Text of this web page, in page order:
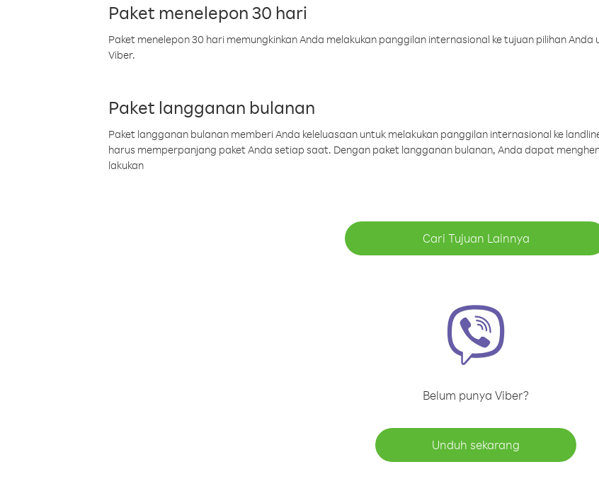
Paket menelepon 30 hari
Paket menelepon 30 hari memungkinkan Anda melakukan panggilan internasional ke tujuan pilihan
Viber.
Paket langganan bulanan
Paket langganan bulanan memberi Anda keleluasaan untuk melakukan panggilan internasional ke
harus memperpanjang paket Anda setiap saat. Dengan paket langganan bulanan, Anda dapat
lakukan
Cari Tujuan Lainnya
Belum punya Viber?
Unduh sekarang